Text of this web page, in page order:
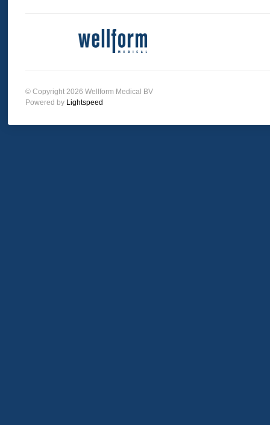
© Copyright 2026 Wellform Medical BV
Powered by Lightspeed